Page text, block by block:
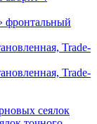
фронтальный
Trade-
Trade-
сеялок